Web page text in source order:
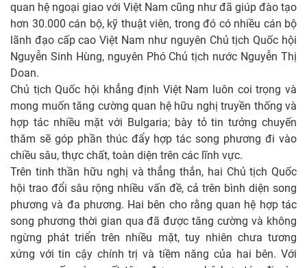
quan hệ ngoại giao với Việt Nam cũng như đã giúp đào tạo
hơn 30.000 cán bộ, kỹ thuật viên, trong đó có nhiều cán bộ
lãnh đạo cấp cao Việt Nam như nguyên Chủ tịch Quốc hội
Nguyễn Sinh Hùng, nguyên Phó Chủ tịch nước Nguyễn Thị
Doan.
Chủ tịch Quốc hội khẳng định Việt Nam luôn coi trọng và
mong muốn tăng cường quan hệ hữu nghị truyền thống và
hợp tác nhiều mặt với Bulgaria; bày tỏ tin tưởng chuyến
thăm sẽ góp phần thúc đẩy hợp tác song phương đi vào
chiều sâu, thực chất, toàn diện trên các lĩnh vực.
Trên tinh thần hữu nghị và thẳng thắn, hai Chủ tịch Quốc
hội trao đổi sâu rộng nhiều vấn đề, cả trên bình diện song
phương và đa phương. Hai bên cho rằng quan hệ hợp tác
song phương thời gian qua đã được tăng cường và không
ngừng phát triển trên nhiều mặt, tuy nhiên chưa tương
xứng với tin cậy chính trị và tiềm năng của hai bên. Với